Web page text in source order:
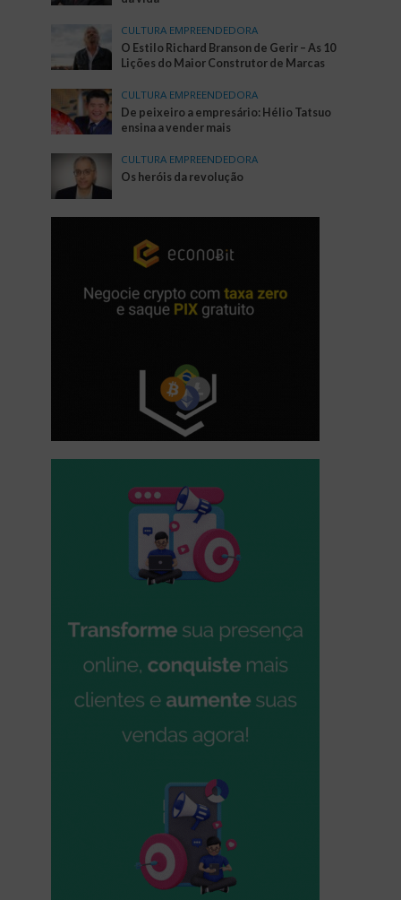
CULTURA EMPREENDEDORA
O Estilo Richard Branson de Gerir – As 10
Lições do Maior Construtor de Marcas
CULTURA EMPREENDEDORA
De peixeiro a empresário: Hélio Tatsuo
ensina a vender mais
CULTURA EMPREENDEDORA
Os heróis da revolução